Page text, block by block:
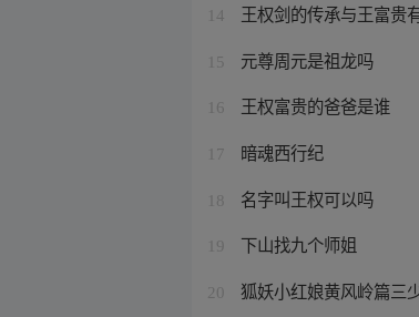
14 王权剑的传承与王富贵
15 元尊周元是祖龙吗
16 王权富贵的爸爸是谁
17 暗魂西行纪
18 名字叫王权可以吗
19 下山找九个师姐
20 狐妖小红娘黄风岭篇三